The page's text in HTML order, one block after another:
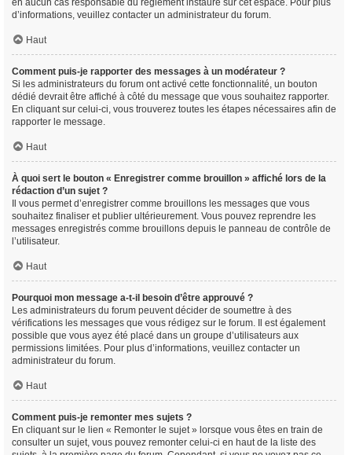
en aucun cas responsable du règlement instauré sur cet espace. Pour plus
d’informations, veuillez contacter un administrateur du forum.
Haut
Comment puis-je rapporter des messages à un modérateur ?
Si les administrateurs du forum ont activé cette fonctionnalité, un bouton
dédié devrait être affiché à côté du message que vous souhaitez rapporter.
En cliquant sur celui-ci, vous trouverez toutes les étapes nécessaires afin de
rapporter le message.
Haut
À quoi sert le bouton « Enregistrer comme brouillon » affiché lors de la
rédaction d’un sujet ?
Il vous permet d’enregistrer comme brouillons les messages que vous
souhaitez finaliser et publier ultérieurement. Vous pouvez reprendre les
messages enregistrés comme brouillons depuis le panneau de contrôle de
l’utilisateur.
Haut
Pourquoi mon message a-t-il besoin d’être approuvé ?
Les administrateurs du forum peuvent décider de soumettre à des
vérifications les messages que vous rédigez sur le forum. Il est également
possible que vous ayez été placé dans un groupe d’utilisateurs aux
permissions limitées. Pour plus d’informations, veuillez contacter un
administrateur du forum.
Haut
Comment puis-je remonter mes sujets ?
En cliquant sur le lien « Remonter le sujet » lorsque vous êtes en train de
consulter un sujet, vous pouvez remonter celui-ci en haut de la liste des